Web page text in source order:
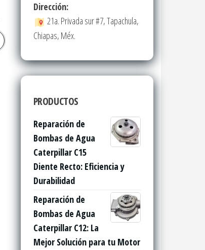
Dirección:
21a. Privada sur #7, Tapachula,
Chiapas, Méx.
PRODUCTOS
Reparación de
Bombas de Agua
Caterpillar C15
Diente Recto: Eficiencia y
Durabilidad
Reparación de
Bombas de Agua
Caterpillar C12: La
Mejor Solución para tu Motor